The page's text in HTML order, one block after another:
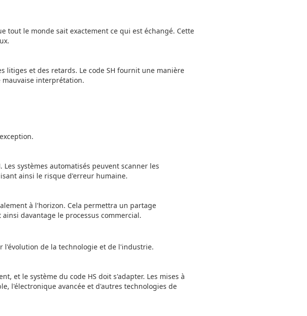
tout le monde sait exactement ce qui est échangé. Cette
litiges et des retards. Le code SH fournit une manière
interprétation.
systèmes automatisés peuvent scanner les
ainsi le risque d'erreur humaine.
à l'horizon. Cela permettra un partage
davantage le processus commercial.
l'évolution de la technologie et de l'industrie.
et le système du code HS doit s'adapter. Les mises à
l'électronique avancée et d'autres technologies de